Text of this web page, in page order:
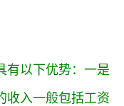
有以下优势：一是
收入一般包括工资